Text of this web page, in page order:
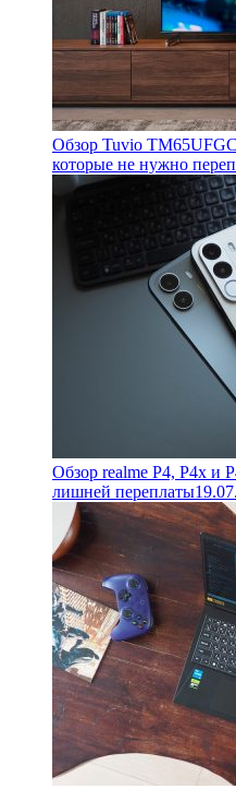
Обзор Tuvio
которые не нужно
Обзор realme P4, P4x и
лишней переплаты